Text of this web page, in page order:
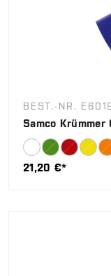
BEST.-NR.
Samco Krümmer
21,20 €*